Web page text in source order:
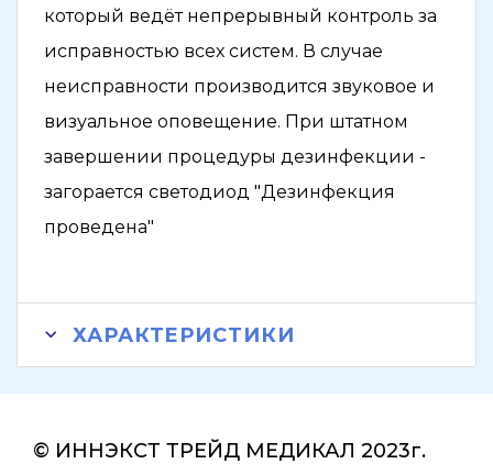
который ведёт непрерывный контроль за
исправностью всех систем. В случае
неисправности производится звуковое и
визуальное оповещение. При штатном
завершении процедуры дезинфекции -
загорается светодиод "Дезинфекция
проведена"
ХАРАКТЕРИСТИКИ
© ИННЭКСТ ТРЕЙД МЕДИКАЛ 2023г.